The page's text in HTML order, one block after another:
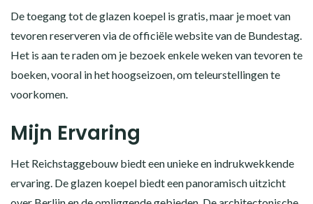
De toegang tot de glazen koepel is gratis, maar je moet van
tevoren reserveren via de officiële website van de Bundestag.
Het is aan te raden om je bezoek enkele weken van tevoren te
boeken, vooral in het hoogseizoen, om teleurstellingen te
voorkomen.
Mijn Ervaring
Het Reichstaggebouw biedt een unieke en indrukwekkende
ervaring. De glazen koepel biedt een panoramisch uitzicht